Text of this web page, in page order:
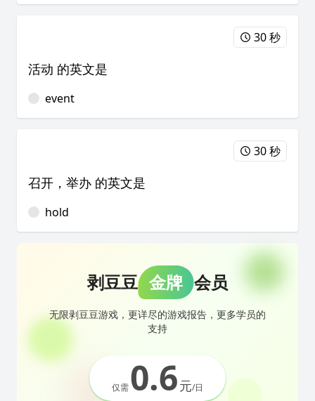
30 秒
活动 的英文是
event
30 秒
召开，举办 的英文是
hold
剥豆豆 金牌 会员
无限剥豆豆游戏，更详尽的游戏报告，更多学员的
支持
仅需0.6元/日